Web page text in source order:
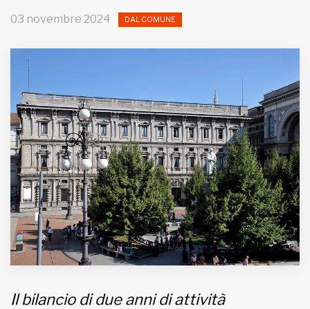
Inviateci le vostre segnalazioni
Iscriviti alla newsletter
www.viveremilano.info
Fondato e diretto da Enzo De
Bernardis
EDB edizioni - Via Brivio angolo C.
Imbonati, 89 20159 Milano (Italia)
Informativa sulla privacy
03 novembre 2024 DAL COMUNE
Il bilancio di due anni di attività